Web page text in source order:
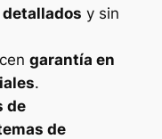
y sin
garantía en
.
de
de